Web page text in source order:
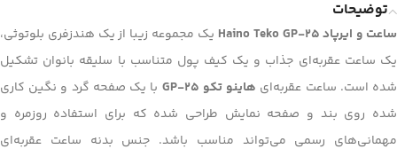
توضیحات
ساعت و ایرپاد Haino Teko GP-25
یک مجموعه زیبا از یک هندزفری بلوتوثی،
یک ساعت عقربه‌ای جذاب و یک کیف پول متناسب با سلیقه بانوان تشکیل
شده است. ساعت عقربه‌ای هاینو تکو GP-25
با یک صفحه گرد و نگین کاری
شده روی بند و صفحه نمایش طراحی شده که برای استفاده روزمره و
مهمانی‌های رسمی می‌تواند مناسب باشد. جنس بدنه ساعت عقربه‌ای